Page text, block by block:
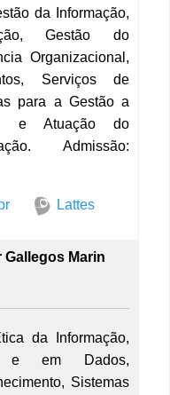
da Informação,
Gestão do
Organizacional,
Serviços de
para a Gestão a
e Atuação do
Admissão:
Lattes
Gallegos Marin
da Informação,
e em Dados,
Sistemas